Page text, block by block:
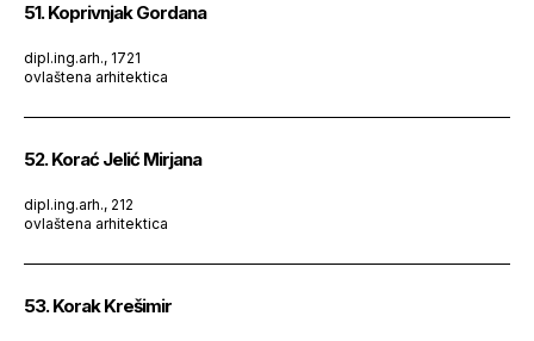
51. Koprivnjak Gordana
dipl.ing.arh., 1721
ovlaštena arhitektica
52. Korać Jelić Mirjana
dipl.ing.arh., 212
ovlaštena arhitektica
53. Korak Krešimir